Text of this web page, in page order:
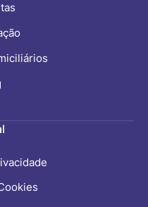
grande parte,